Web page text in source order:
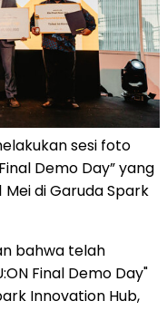
sesi foto
Demo Day” yang
di Garuda Spark
bahwa telah
Final Demo Day"
Innovation Hub,